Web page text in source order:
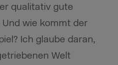
qualitativ gute
wie kommt der
Ich glaube daran,
Welt